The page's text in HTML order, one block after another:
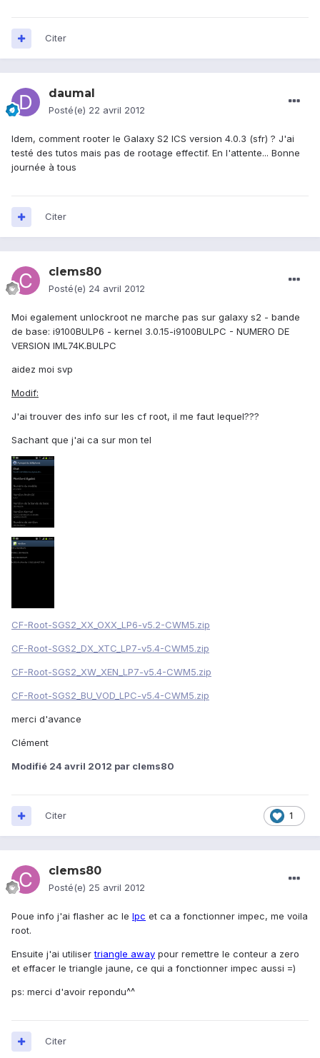
Citer
daumal
Posté(e) 22 avril 2012
Idem, comment rooter le Galaxy S2 ICS version 4.0.3 (sfr) ? J'ai
testé des tutos mais pas de rootage effectif. En l'attente... Bonne
journée à tous
Citer
clems80
Posté(e) 24 avril 2012
Moi egalement unlockroot ne marche pas sur galaxy s2 - bande
de base: i9100BULP6 - kernel 3.0.15-i9100BULPC - NUMERO DE
VERSION IML74K.BULPC
aidez moi svp
Modif:
J'ai trouver des info sur les cf root, il me faut lequel???
Sachant que j'ai ca sur mon tel
CF-Root-SGS2_XX_OXX_LP6-v5.2-CWM5.zip
CF-Root-SGS2_DX_XTC_LP7-v5.4-CWM5.zip
CF-Root-SGS2_XW_XEN_LP7-v5.4-CWM5.zip
CF-Root-SGS2_BU_VOD_LPC-v5.4-CWM5.zip
merci d'avance
Clément
Modifié 24 avril 2012 par clems80
1
Citer
clems80
Posté(e) 25 avril 2012
Poue info j'ai flasher ac le lpc et ca a fonctionner impec, me voila
root.
Ensuite j'ai utilisertriangle away pour remettre le conteur a zero
et effacer le triangle jaune, ce qui a fonctionner impec aussi =)
ps: merci d'avoir repondu^^
Citer